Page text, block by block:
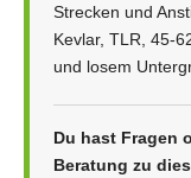
Strecken und
Kevlar, TLR, 45-
und losem
Du hast Fragen
Beratung zu